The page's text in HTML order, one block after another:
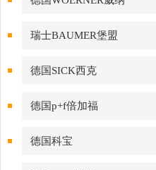
瑞士BAUMER堡盟
德国SICK西克
德国p+f倍加福
德国科宝